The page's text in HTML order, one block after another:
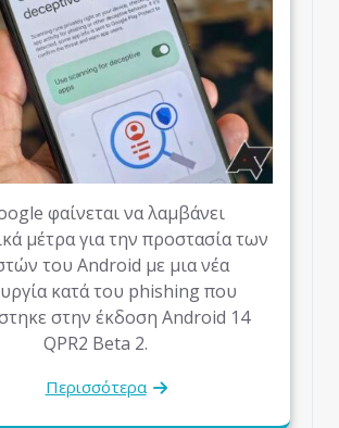
φαίνεται να λαμβάνει
μέτρα για την προστασία των
του Android με μια νέα
κατά του phishing που
στην έκδοση Android 14
QPR2 Beta 2.
Περισσότερα